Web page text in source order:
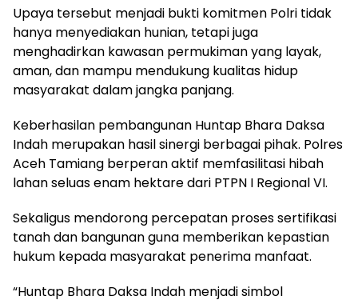
Upaya tersebut menjadi bukti komitmen Polri tidak
hanya menyediakan hunian, tetapi juga
menghadirkan kawasan permukiman yang layak,
aman, dan mampu mendukung kualitas hidup
masyarakat dalam jangka panjang.
Keberhasilan pembangunan Huntap Bhara Daksa
Indah merupakan hasil sinergi berbagai pihak. Polres
Aceh Tamiang berperan aktif memfasilitasi hibah
lahan seluas enam hektare dari PTPN I Regional VI.
Sekaligus mendorong percepatan proses sertifikasi
tanah dan bangunan guna memberikan kepastian
hukum kepada masyarakat penerima manfaat.
“Huntap Bhara Daksa Indah menjadi simbol